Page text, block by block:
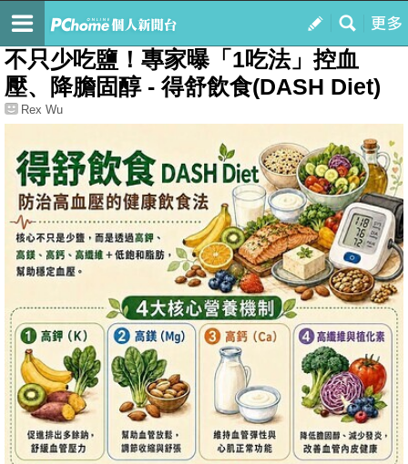
我的
最新文章
不只少吃鹽！專家曝「1吃法」控血
壓、降膽固醇 - 得舒飲食(DASH Diet)
Rex Wu